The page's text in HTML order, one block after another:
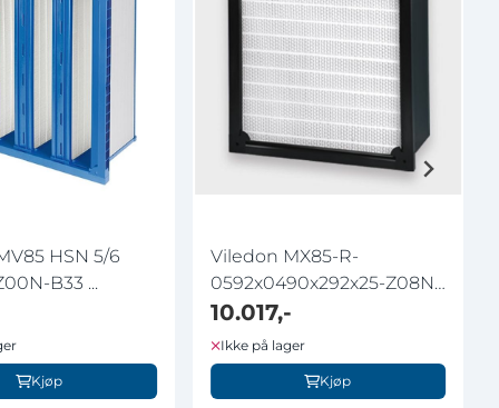
HSN 5/6
B33 ...
Kjøp
Viledon MX85-R-
0592x0490x292x25-Z08N-
B84 ACA
10.017,-
Ikke på lager
Kjøp